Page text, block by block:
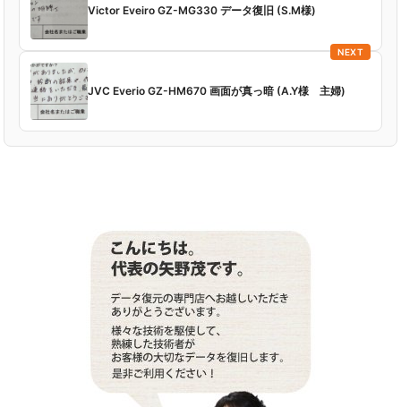
Victor Eveiro GZ-MG330 データ復旧 (S.M様)
NEXT
JVC Everio GZ-HM670 画面が真っ暗 (A.Y様 主婦)